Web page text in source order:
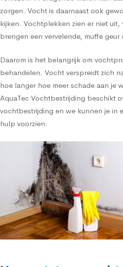
zorgen. Vocht is daarnaast ook
kijken. Vochtplekken zien er niet uit,
brengen een vervelende, muffe geur
Daarom is het belangrijk om
behandelen. Vocht verspreidt zich
hoe langer hoe meer schade aan je
AquaTec Vochtbestrijding beschikt
vochtbestrijding en we kunnen je in
hulp voorzien.